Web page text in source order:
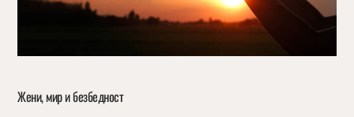
Жени, мир и безбедност